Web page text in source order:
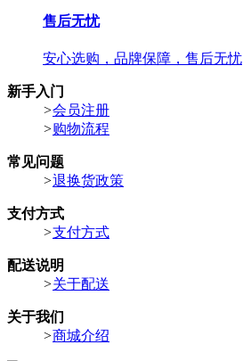
售后无忧
安心选购，品牌保障，售后无忧
新手入门
>会员注册
>购物流程
常见问题
>退换货政策
支付方式
>支付方式
配送说明
>关于配送
关于我们
>商城介绍